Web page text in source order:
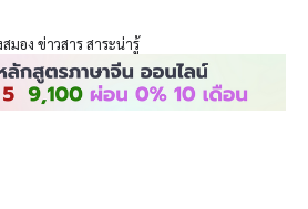
สมอง ข่าวสาร สาระน่ารู้